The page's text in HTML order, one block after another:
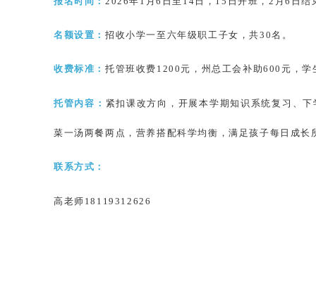
名额设置： 招收小学一至六年级职工子女，共30名。
收费标准： 托管班收费 1200元，州总工会补助600元，
托管内容： 紧扣课改方向，开展本学期知识系统复习、
菜一汤两餐两点，营养搭配科学均衡，满足孩子每日成
联系方式：
高老师 18119312626